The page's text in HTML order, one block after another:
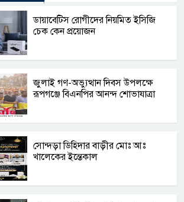
ডায়াবেটিস রোগীদের নিয়মিত ইসিজি
চেক কেন প্রয়োজন
জুলাই গণ-অভ্যুত্থান দিবস উপলক্ষে
রূপগঞ্জে বিএনপির আনন্দ শোভাযাত্রা
সোন্দড়া ডিহিদার বাড়ীর মোঃ আঃ
খালেকের ইন্তেকাল